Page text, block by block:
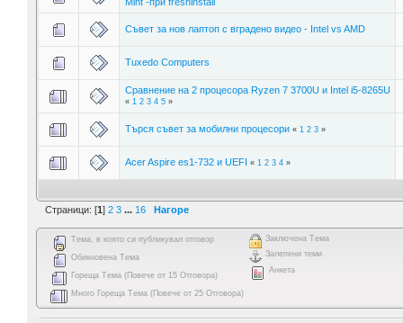
Съвет за нов лаптоп с вградено видео - Intel vs AMD
Tuxedo Computers
Сравнение на 2 процесора Ryzen 7 3700U и Intel i5-8265U
« 1 2 3 4 5»
Търся съвет за мобилни процесори « 1 2 3»
Acer Aspire es1-732 и UEFI « 1 2 3 4»
Страници: [1] 2 3 ... 16 Нагоре
Тема, в която си публикувал отговор
Обикновена Тема
Гореща Тема (Повече от 15 Отговора)
Много Гореща Тема (Повече от 25 Отговора)
Заключена Тема
Залепени теми
Анкета